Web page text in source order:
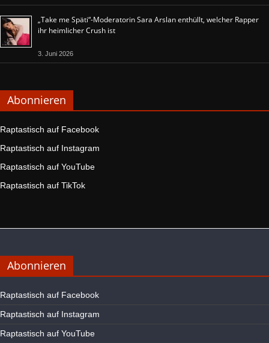
„Take me Späti“-Moderatorin Sara Arslan enthüllt, welcher Rapper
ihr heimlicher Crush ist
3. Juni 2026
Abonnieren
Raptastisch auf Facebook
Raptastisch auf Instagram
Raptastisch auf YouTube
Raptastisch auf TikTok
Abonnieren
Raptastisch auf Facebook
Raptastisch auf Instagram
Raptastisch auf YouTube